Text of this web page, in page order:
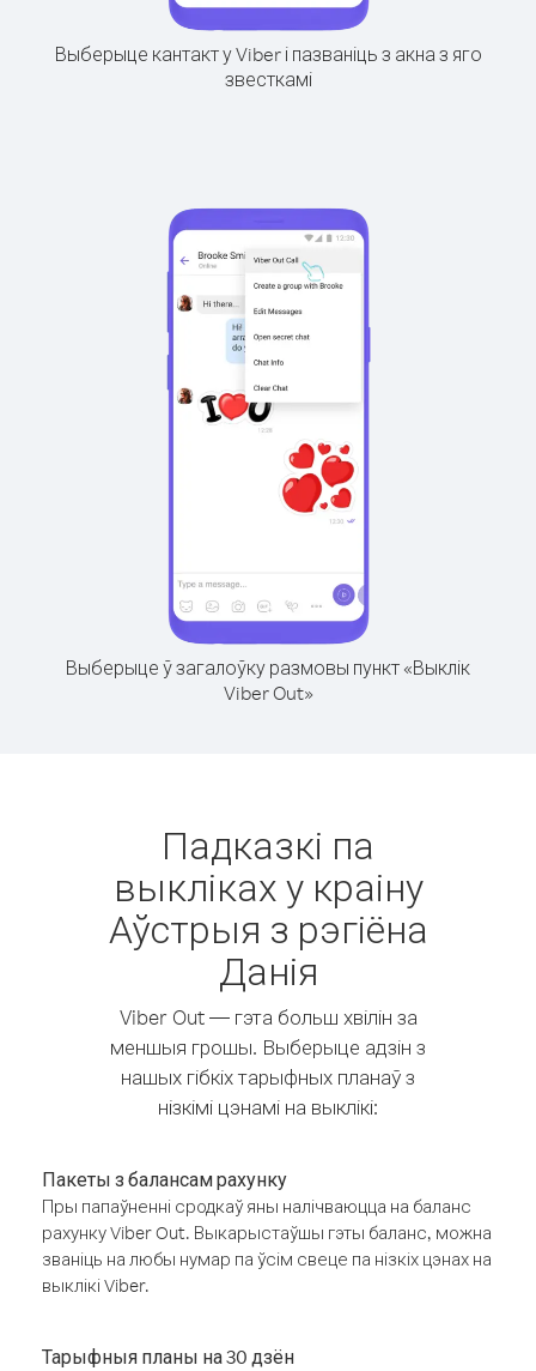
Выберыце кантакт у Viber і пазваніць з акна з яго
звесткамі
Выберыце ў загалоўку размовы пункт «Выклік
Viber Out»
Падказкі па
выкліках у краіну
Аўстрыя з рэгіёна
Данія
Viber Out — гэта больш хвілін за
меншыя грошы. Выберыце адзін з
нашых гібкіх тарыфных планаў з
нізкімі цэнамі на выклікі:
Пакеты з балансам рахунку
Пры папаўненні сродкаў яны налічваюцца на баланс
рахунку Viber Out. Выкарыстаўшы гэты баланс, можна
званіць на любы нумар па ўсім свеце па нізкіх цэнах на
выклікі Viber.
Тарыфныя планы на 30 дзён